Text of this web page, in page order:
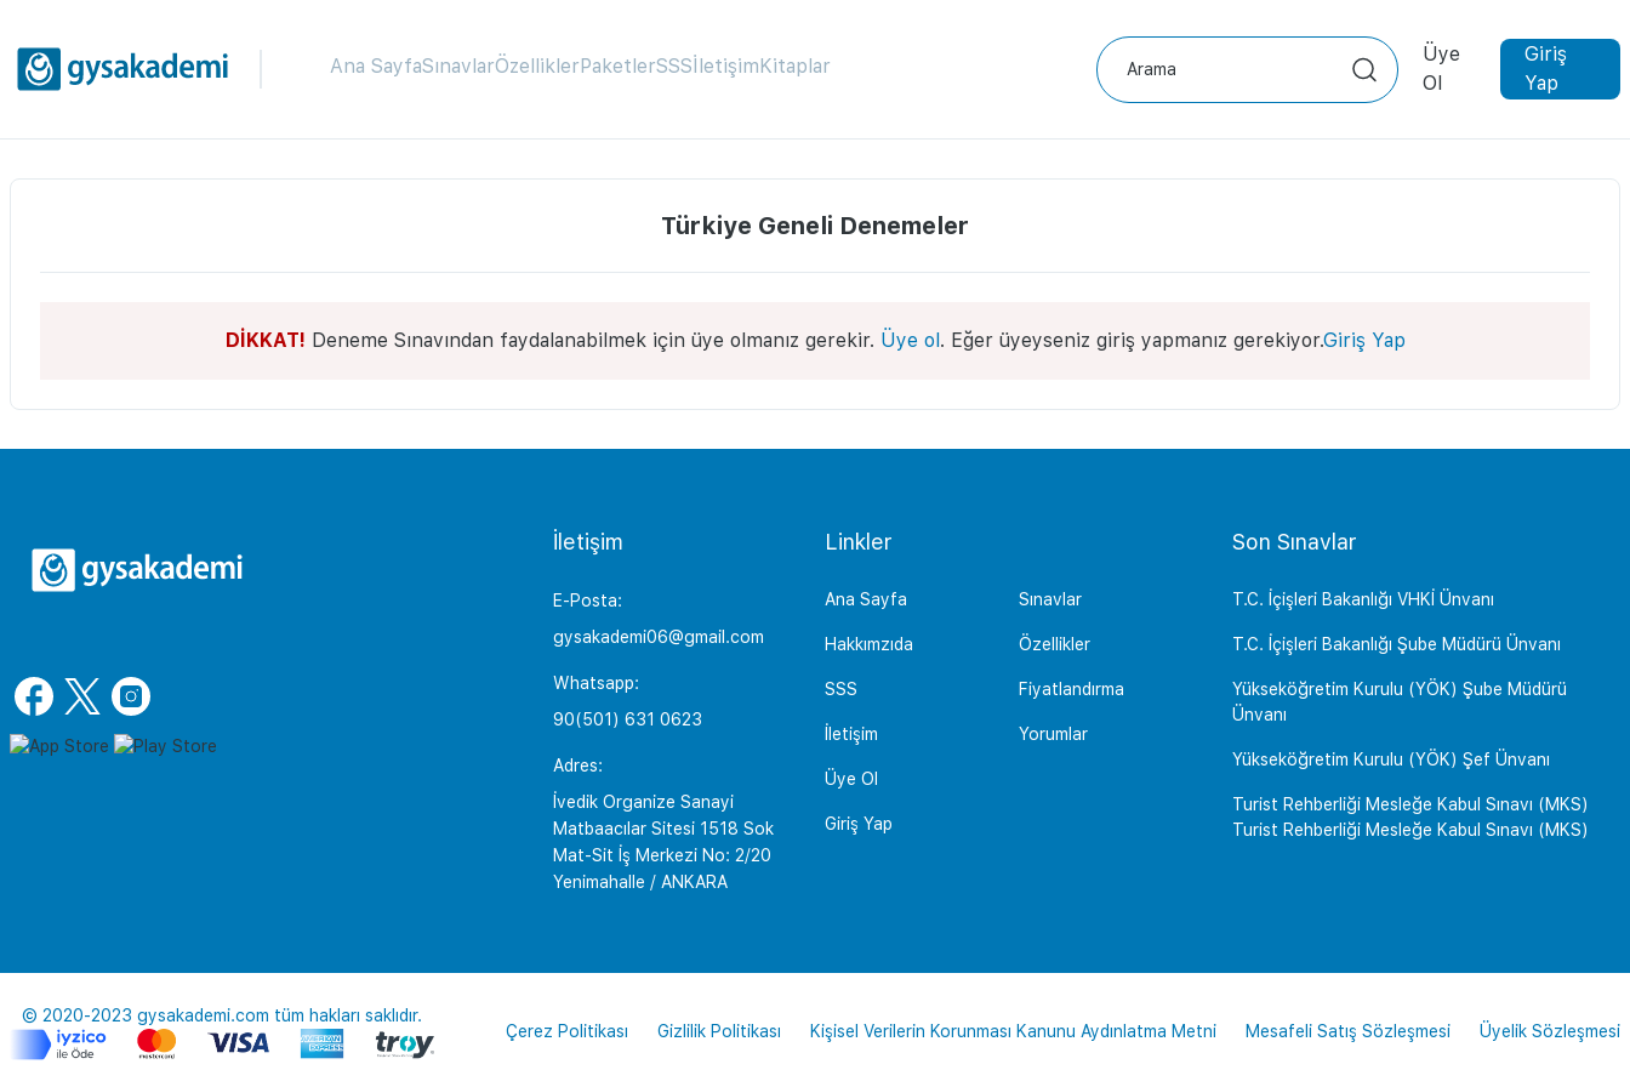
Ana SayfaSınavlarÖzelliklerPaketlerSSSİletişimKitaplar
Üye
Ol
Giriş
Yap
Türkiye Geneli Denemeler
DİKKAT! Deneme Sınavından faydalanabilmek için üye olmanız gerekir. Üye ol. Eğer üyeyseniz giriş yapmanız gerekiyor.Giriş Yap
İletişim
E-Posta:
gysakademi06@gmail.com
Whatsapp:
90(501) 631 0623
Adres:
İvedik Organize Sanayi
Matbaacılar Sitesi 1518 Sok
Mat-Sit İş Merkezi No: 2/20
Yenimahalle / ANKARA
Linkler
Ana Sayfa
Hakkımzıda
SSS
İletişim
Üye Ol
Giriş Yap
Sınavlar
Özellikler
Fiyatlandırma
Yorumlar
Son Sınavlar
T.C. İçişleri Bakanlığı VHKİ Ünvanı
T.C. İçişleri Bakanlığı Şube Müdürü Ünvanı
Yükseköğretim Kurulu (YÖK) Şube Müdürü
Ünvanı
Yükseköğretim Kurulu (YÖK) Şef Ünvanı
Turist Rehberliği Mesleğe Kabul Sınavı (MKS)
Turist Rehberliği Mesleğe Kabul Sınavı (MKS)
© 2020-2023 gysakademi.com tüm hakları saklıdır.
Çerez Politikası
Gizlilik Politikası Kişisel Verilerin Korunması Kanunu Aydınlatma Metni Mesafeli Satış Sözleşmesi Üyelik Sözleşmesi